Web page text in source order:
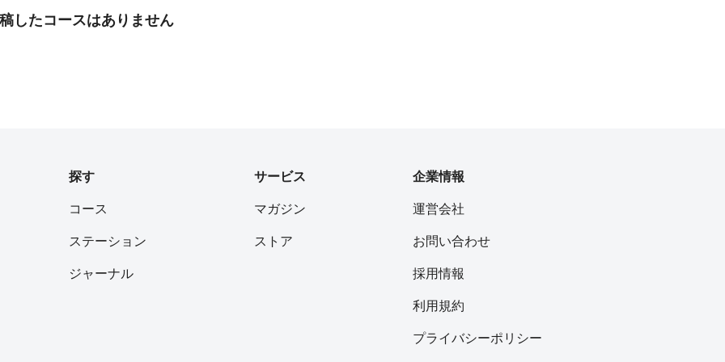
したコースはありません
探す
コース
ステーション
ジャーナル
サービス
マガジン
ストア
企業情報
運営会社
お問い合わせ
採用情報
利用規約
プライバシーポリシー